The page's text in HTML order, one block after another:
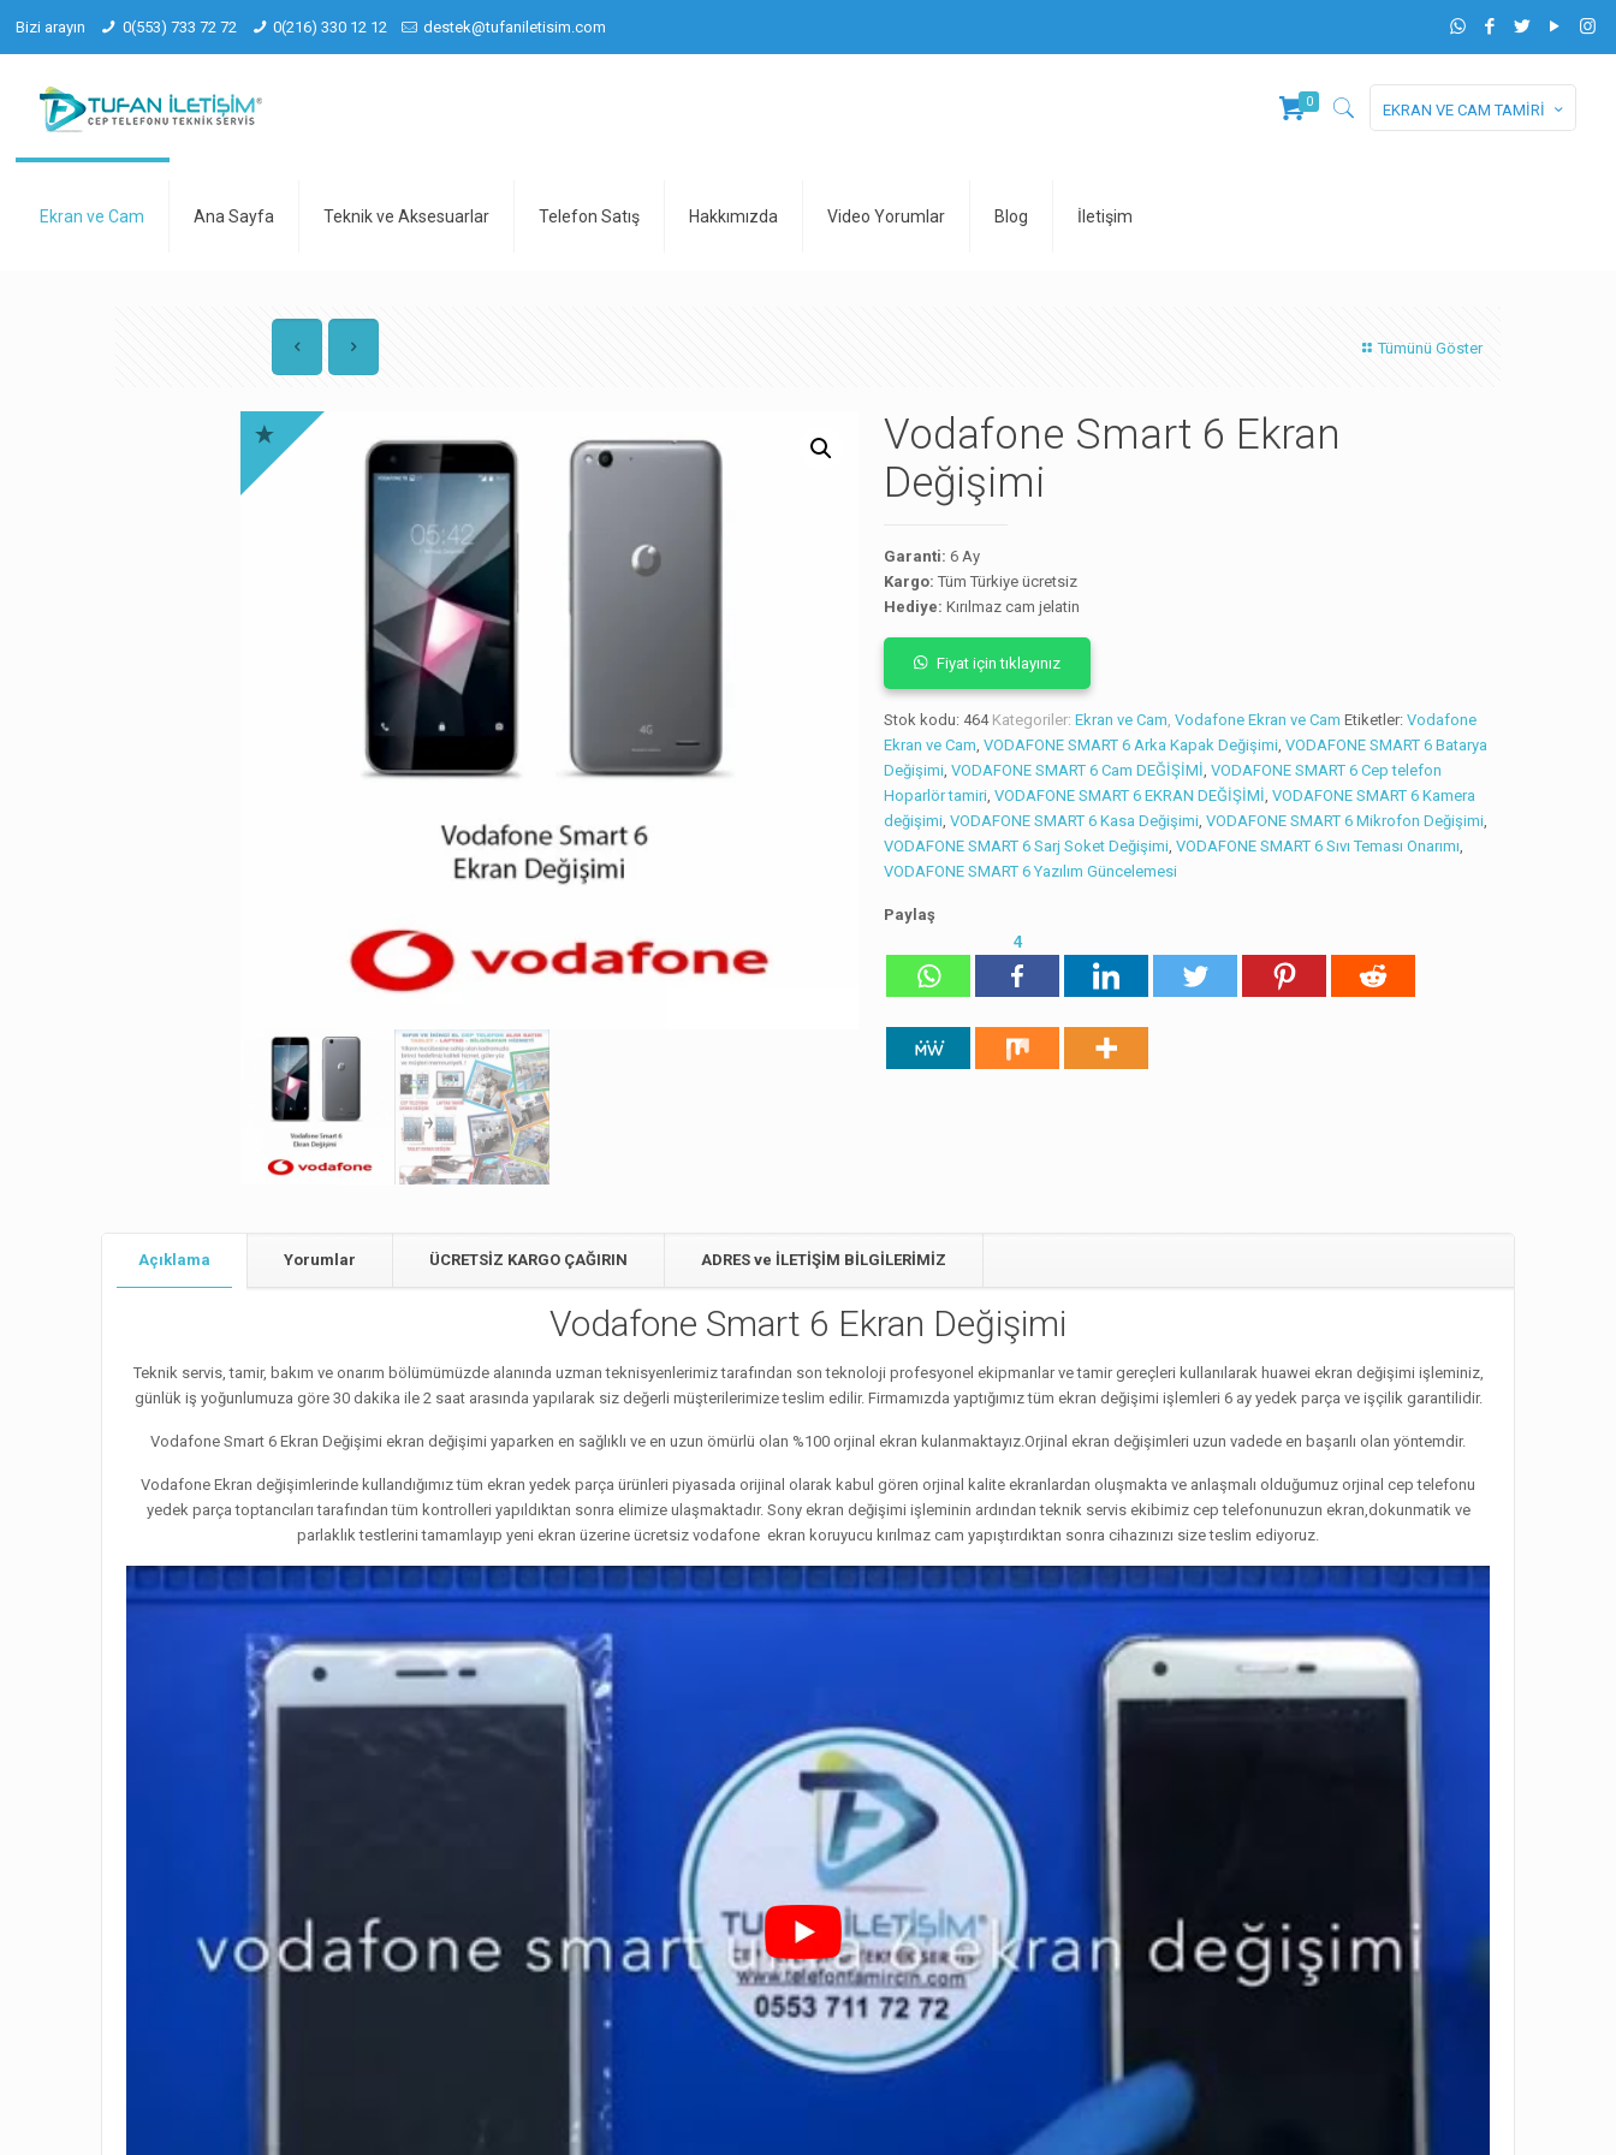
Bizi arayın 0(553) 733 72 72 0(216) 330 12 12 destek@tufaniletisim.com
Ekran ve Cam Ana Sayfa Teknik ve Aksesuarlar Telefon Satış Hakkımızda Video Yorumlar Blog İletişim
0 EKRAN VE CAM TAMİRİ
Tümünü Göster
Vodafone Smart 6 Ekran
Değişimi
Garanti: 6 Ay
Kargo: Tüm Türkiye ücretsiz
Hediye: Kırılmaz cam jelatin
Fiyat için tıklayınız
Stok kodu: 464 Kategoriler:Ekran ve Cam,Vodafone Ekran ve Cam Etiketler:Vodafone
Ekran ve Cam,VODAFONE SMART 6 Arka Kapak Değişimi,VODAFONE SMART 6 Batarya
Değişimi,VODAFONE SMART 6 Cam DEĞİŞİMİ,VODAFONE SMART 6 Cep telefon
Hoparlör tamiri,VODAFONE SMART 6 EKRAN DEĞİŞİMİ,VODAFONE SMART 6 Kamera
değişimi,VODAFONE SMART 6 Kasa Değişimi,VODAFONE SMART 6 Mikrofon Değişimi,
VODAFONE SMART 6 Sarj Soket Değişimi,VODAFONE SMART 6 Sıvı Teması Onarımı,
VODAFONE SMART 6 Yazılım Güncelemesi
Paylaş
4
Açıklama Yorumlar ÜCRETSİZ KARGO ÇAĞIRIN ADRES ve İLETİŞİM BİLGİLERİMİZ
Vodafone Smart 6 Ekran Değişimi
Teknik servis, tamir, bakım ve onarım bölümümüzde alanında uzman teknisyenlerimiz tarafından son teknoloji profesyonel ekipmanlar ve tamir gereçleri kullanılarak huawei ekran değişimi işleminiz,
günlük iş yoğunlumuza göre 30 dakika ile 2 saat arasında yapılarak siz değerli müşterilerimize teslim edilir. Firmamızda yaptığımız tüm ekran değişimi işlemleri 6 ay yedek parça ve işçilik garantilidir.
Vodafone Smart 6 Ekran Değişimi ekran değişimi yaparken en sağlıklı ve en uzun ömürlü olan %100 orjinal ekran kulanmaktayız.Orjinal ekran değişimleri uzun vadede en başarılı olan yöntemdir.
Vodafone Ekran değişimlerinde kullandığımız tüm ekran yedek parça ürünleri piyasada orijinal olarak kabul gören orjinal kalite ekranlardan oluşmakta ve anlaşmalı olduğumuz orjinal cep telefonu
yedek parça toptancıları tarafından tüm kontrolleri yapıldıktan sonra elimize ulaşmaktadır. Sony ekran değişimi işleminin ardından teknik servis ekibimiz cep telefonunuzun ekran,dokunmatik ve
parlaklık testlerini tamamlayıp yeni ekran üzerine ücretsiz vodafone ekran koruyucu kırılmaz cam yapıştırdıktan sonra cihazınızı size teslim ediyoruz.